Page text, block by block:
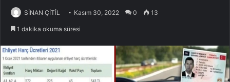
SİNAN ÇİTİL Kasım 30, 2022 0 13
1 dakika okuma süresi